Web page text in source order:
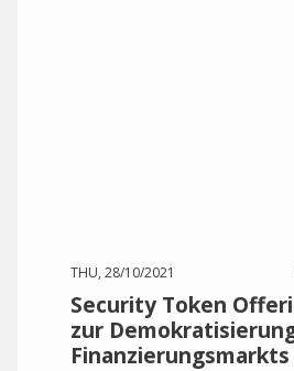
THU, 28/10/2021
Security Token
zur